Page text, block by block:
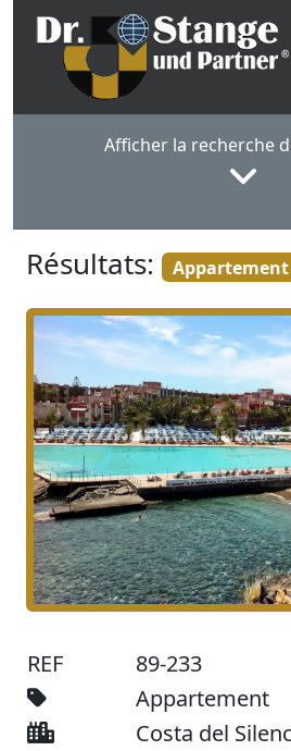
Afficher la recherche
Résultats: Appartement
REF
89-233
Appartement
Costa del